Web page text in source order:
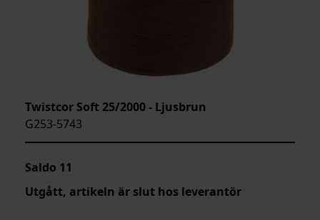
Twistcor Soft 25/2000 - Ljusbrun
G253-5743
Saldo 11
Utgått, artikeln är slut hos leverantör